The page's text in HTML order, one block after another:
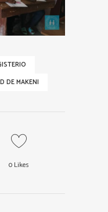
DE MAKENI
0Likes